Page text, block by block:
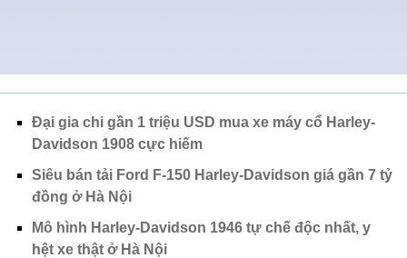
Đại gia chi gần 1 triệu USD mua xe máy cổ Harley-
Davidson 1908 cực hiếm
Siêu bán tải Ford F-150 Harley-Davidson giá gần 7 tỷ
đồng ở Hà Nội
Mô hình Harley-Davidson 1946 tự chế độc nhất, y
hệt xe thật ở Hà Nội